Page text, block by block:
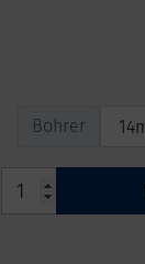
Bohrer
Bohrer